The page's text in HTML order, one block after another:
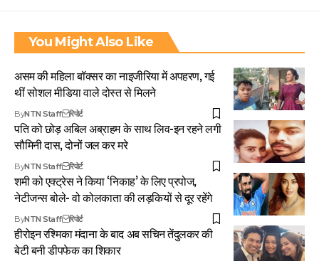
You Might Also Like
असम की महिला बॉक्सर का नाइजीरिया में अपहरण, गई
थीं सोशल मीडिया वाले दोस्त से मिलने
ByNTN Staff रिपोर्ट
पति को छोड़ अबिल अब्राहम के साथ लिव-इन रहने लगी
सौमिनी दास, दोनों जल कर मरे
ByNTN Staff रिपोर्ट
शमी को एक्ट्रेस ने किया ‘निकाह’ के लिए प्रपोज,
नेटीजन्स बोले- वो कोलकाता की लड़कियों से दूर रहेंगे
ByNTN Staff रिपोर्ट
हीरोइन रश्मिका मंदाना के बाद अब सचिन तेंदुलकर की
बेटी बनी डीपफेक का शिकार